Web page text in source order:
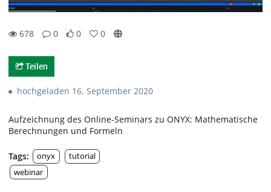
678
0
0
0
Teilen
hochgeladen 16. September 2020
Aufzeichnung des Online-Seminars zu ONYX: Mathematische
Berechnungen und Formeln
Tags: onyx
tutorial
webinar